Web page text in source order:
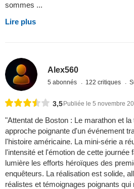
sommes ...
Lire plus
Alex560
5 abonnés 122 critiques
3,5Publiée le 5 novembre
"Attentat de Boston : Le marathon et
approche poignante d'un événement
l'histoire américaine. La mini-série a
l'intensité et l'émotion de cette journée
lumière les efforts héroïques des
enquêteurs. La réalisation est solide,
réalistes et témoignages poignants qui